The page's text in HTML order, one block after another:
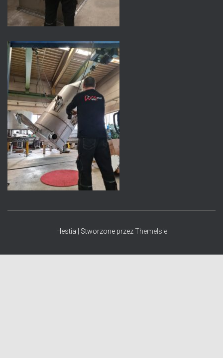
Hestia | Stworzone przezThemeIsle